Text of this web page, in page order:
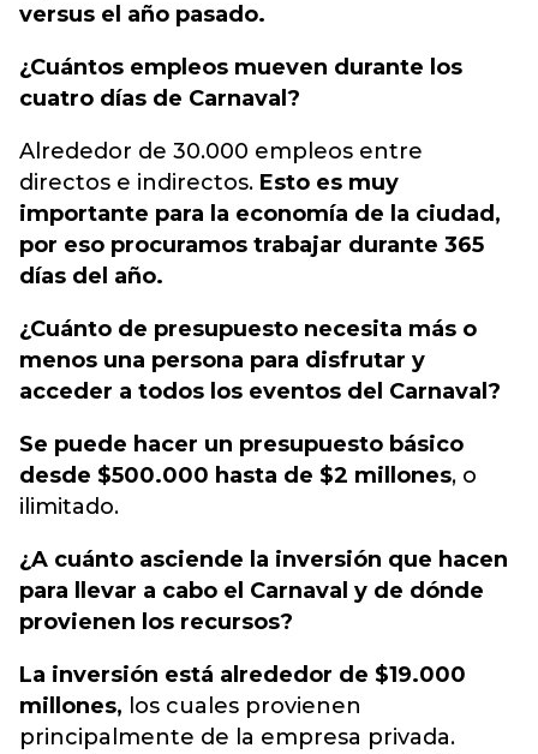
versus el año pasado.
¿Cuántos empleos mueven durante los
cuatro días de Carnaval?
Alrededor de 30.000 empleos entre
directos e indirectos. Esto es muy
importante para la economía de la ciudad,
por eso procuramos trabajar durante 365
días del año.
¿Cuánto de presupuesto necesita más o
menos una persona para disfrutar y
acceder a todos los eventos del Carnaval?
Se puede hacer un presupuesto básico
desde $500.000 hasta de $2 millones, o
ilimitado.
¿A cuánto asciende la inversión que hacen
para llevar a cabo el Carnaval y de dónde
provienen los recursos?
La inversión está alrededor de $19.000
millones, los cuales provienen
principalmente de la empresa privada.